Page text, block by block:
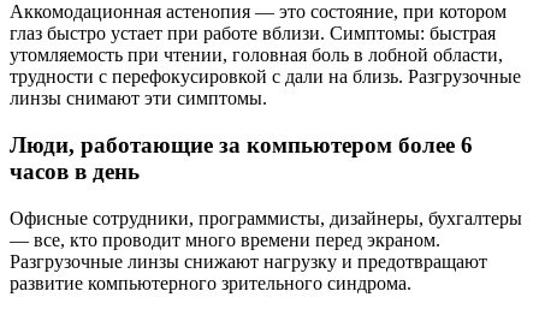
Аккомодационная астенопия — это состояние, при котором
глаз быстро устает при работе вблизи. Симптомы: быстрая
утомляемость при чтении, головная боль в лобной области,
трудности с перефокусировкой с дали на близь. Разгрузочные
линзы снимают эти симптомы.
Люди, работающие за компьютером более 6
часов в день
Офисные сотрудники, программисты, дизайнеры, бухгалтеры
— все, кто проводит много времени перед экраном.
Разгрузочные линзы снижают нагрузку и предотвращают
развитие компьютерного зрительного синдрома.